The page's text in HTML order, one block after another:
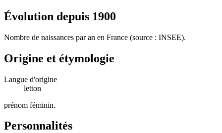
Évolution depuis 1900
Nombre de naissances par an en France (source : INSEE).
Origine et étymologie
Langue d'origine
letton
prénom féminin.
Personnalités